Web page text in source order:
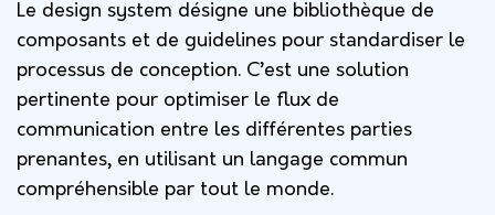
Le design system désigne une bibliothèque de
composants et de guidelines pour standardiser le
processus de conception. C’est une solution
pertinente pour optimiser le flux de
communication entre les différentes parties
prenantes, en utilisant un langage commun
compréhensible par tout le monde.